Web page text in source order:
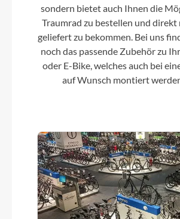
sondern bietet auch Ihnen die
Traumrad zu bestellen und direkt
geliefert zu bekommen. Bei uns
noch das passende Zubehör zu
oder E-Bike, welches auch bei
auf Wunsch montiert